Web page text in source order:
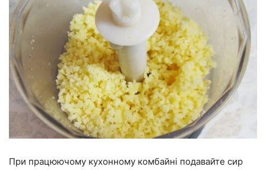
При працюючому кухонному комбайні подавайте сир